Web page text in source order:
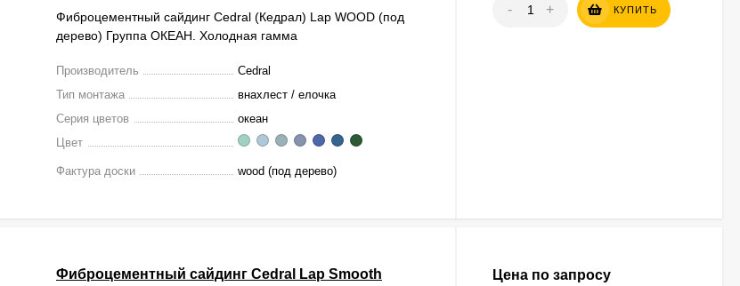
Фиброцементный сайдинг Cedral (Кедрал) Lap WOOD (под
дерево) Группа ОКЕАН. Холодная гамма
Производитель
Cedral
Тип монтажа
внахлест / елочка
Серия цветов
океан
Цвет
Фактура доски wood (под дерево)
- + КУПИТЬ
Фиброцементный сайдинг Cedral Lap Smooth
Цена по запросу